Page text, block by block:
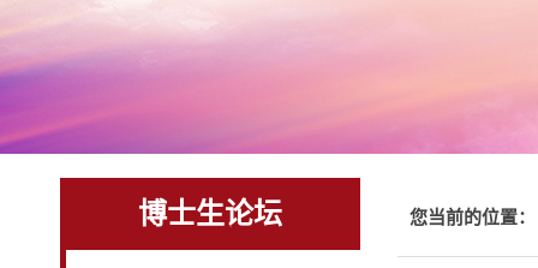
博士生论坛 您当前的位置：